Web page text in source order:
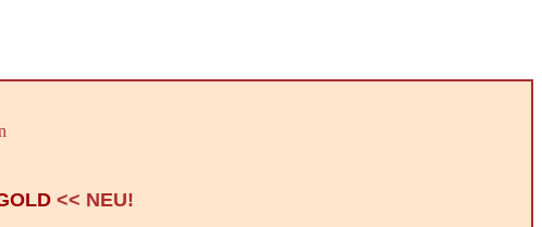
<< NEU!